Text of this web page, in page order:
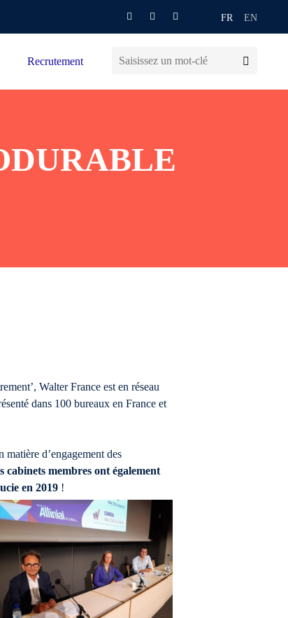
FR EN
Recrutement
Walter France est en réseau
dans 100 bureaux en France et
matière d’engagement des
cabinets membres ont également
en 2019 !